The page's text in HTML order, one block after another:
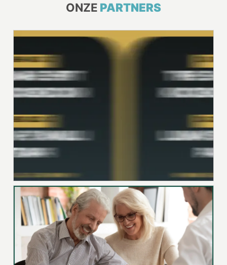
ONZE PARTNERS